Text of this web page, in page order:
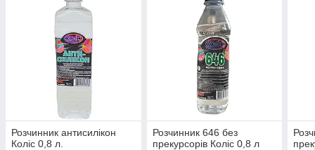
Розчинник антисилікон
Коліс 0,8 л.
Розчинник 646 без
прекурсорів Коліс 0,8 л